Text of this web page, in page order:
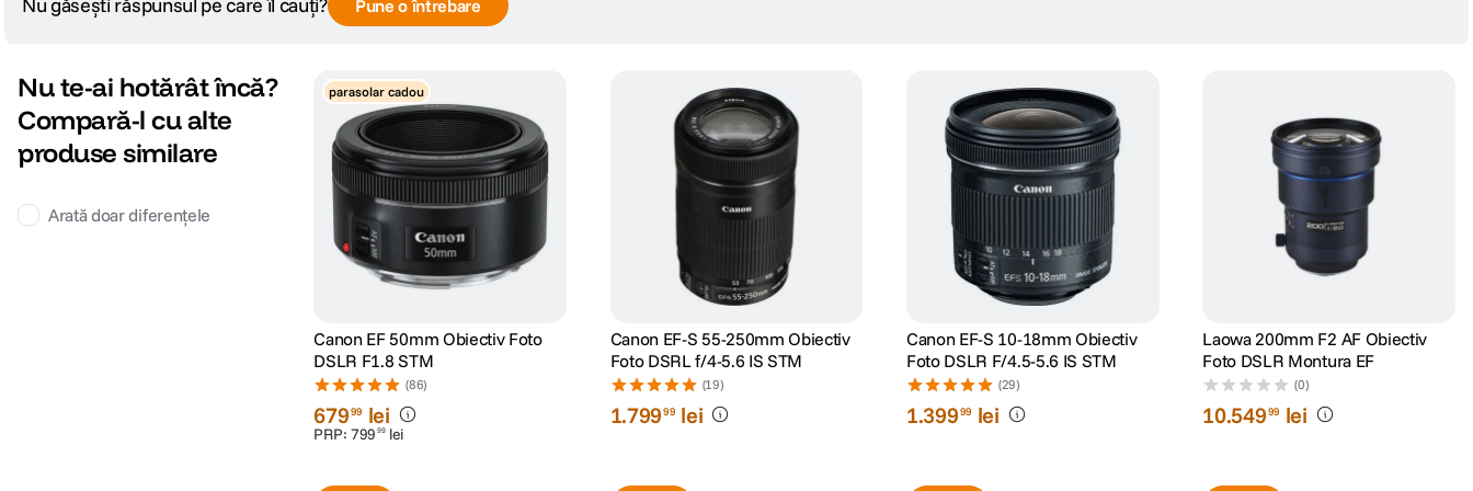
Diametru maxim 163 mm
Lungime
Greutate
Pune o întrebare
Nu te-ai hotărât încă?
Compară-l cu alte
produse similare
Arată doar diferențele
parasolar cadou
Canon EF 50mm Obiectiv Foto
DSLR F1.8 STM
(86)
67999 lei
PRP: 799 99 lei
Canon EF-S 55-250mm Obiectiv
Foto DSRL f/4-5.6 IS STM
(19)
1.79999 lei
Canon EF-S 10-18mm Obiectiv
Foto DSLR F/4.5-5.6 IS STM
(29)
1.39999 lei
Laowa 200mm F2 AF Obiectiv
Foto DSLR Montura EF
(0)
10.54999 lei